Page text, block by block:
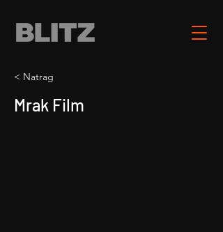
< Natrag
Mrak Film